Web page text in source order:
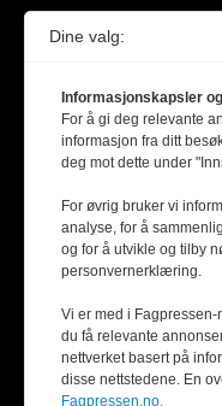
Dine valg:
Informasjonskapsler
For å gi deg relevante
informasjon fra ditt
deg mot dette under
For øvrig bruker vi
analyse, for å
og for å utvikle og tilby
personvernerklæring.
Vi er med i Fagpressen-
du få relevante
nettverket basert på
disse nettstedene. En
Fagpressen.no.